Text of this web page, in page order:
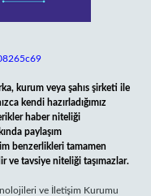
kurum veya şahıs şirketi ile
kendi hazırladığımız
haber niteliği
paylaşım
benzerlikleri tamamen
ve tavsiye niteliği taşımazlar.
ve İletişim Kurumu